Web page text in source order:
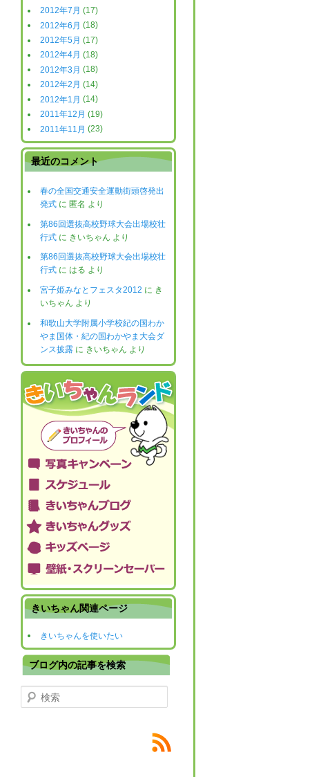
2012年7月 (17)
2012年6月 (18)
2012年5月 (17)
2012年4月 (18)
2012年3月 (18)
2012年2月 (14)
2012年1月 (14)
2011年12月 (19)
2011年11月 (23)
最近のコメント
春の全国交通安全運動街頭啓発出
発式に 匿名 より
第86回選抜高校野球大会出場校壮
行式に きいちゃん より
第86回選抜高校野球大会出場校壮
行式に はる より
宮子姫みなとフェスタ2012 に き
いちゃん より
和歌山大学附属小学校紀の国わか
やま国体・紀の国わかやま大会ダ
ンス披露に きいちゃん より
きいちゃん関連ページ
きいちゃんを使いたい
ブログ内の記事を検索
検索